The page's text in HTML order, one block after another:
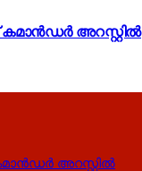
കമാൻഡർ അറസ്റ്റിൽ
അറസ്റ്റിൽ